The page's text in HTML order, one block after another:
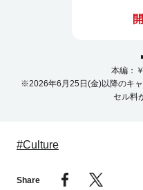
本編：
※2026年6月25日(金)以降のキ
セル料
#Culture
Share